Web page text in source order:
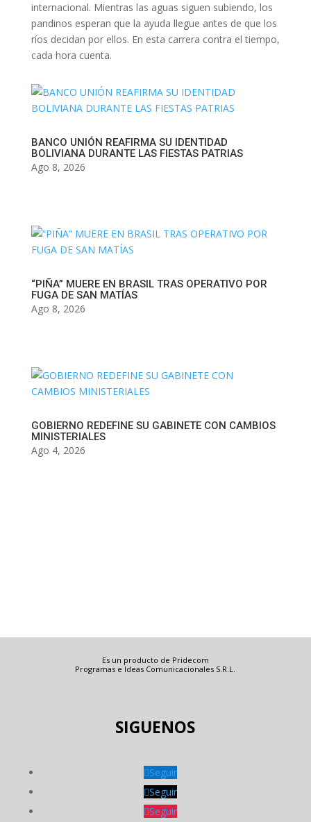
internacional. Mientras las aguas siguen subiendo, los
pandinos esperan que la ayuda llegue antes de que los
ríos decidan por ellos. En esta carrera contra el tiempo,
cada hora cuenta.
BANCO UNIÓN REAFIRMA SU IDENTIDAD
BOLIVIANA DURANTE LAS FIESTAS PATRIAS
Ago 8, 2026
“PIÑA” MUERE EN BRASIL TRAS OPERATIVO POR
FUGA DE SAN MATÍAS
Ago 8, 2026
GOBIERNO REDEFINE SU GABINETE CON CAMBIOS
MINISTERIALES
Ago 4, 2026
Es un producto de Pridecom
Programas e Ideas Comunicacionales S.R.L.
SIGUENOS
Seguir
Seguir
Seguir